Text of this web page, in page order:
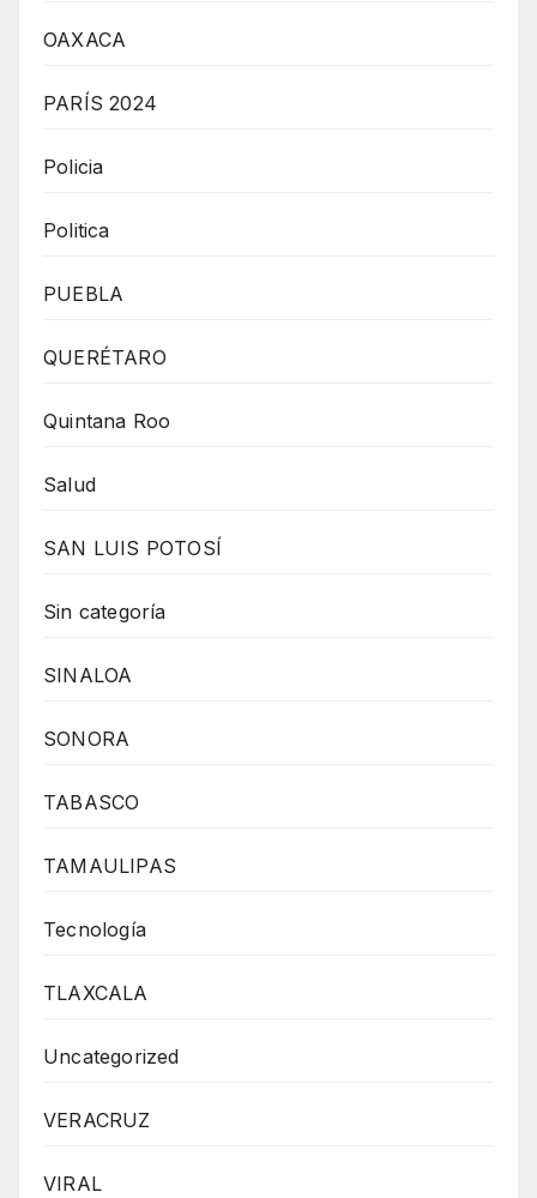
OAXACA
PARÍS 2024
Policia
Politica
PUEBLA
QUERÉTARO
Quintana Roo
Salud
SAN LUIS POTOSÍ
Sin categoría
SINALOA
SONORA
TABASCO
TAMAULIPAS
Tecnología
TLAXCALA
Uncategorized
VERACRUZ
VIRAL